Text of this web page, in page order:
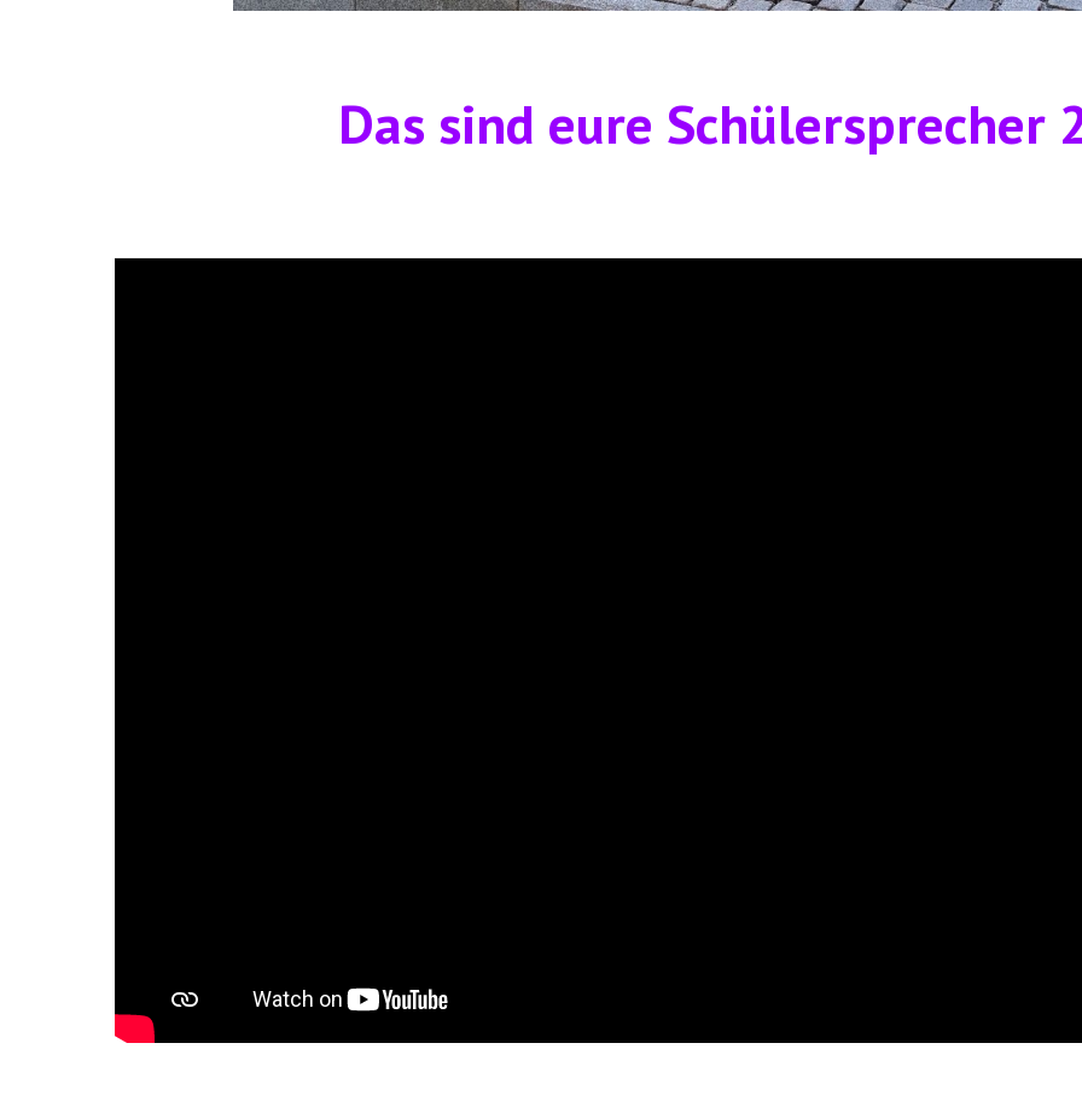
Das sind eure